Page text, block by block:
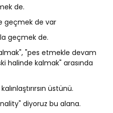
de.
geçmek de var
geçmek de.
"pes etmekle devam
halinde kalmak" arasında
üstünü.
diyoruz bu alana.